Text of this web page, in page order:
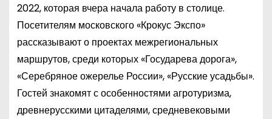
2022, которая вчера начала работу в столице.
Посетителям московского «Крокус Экспо»
рассказывают о проектах межрегиональных
маршрутов, среди которых «Государева дорога»,
«Серебряное ожерелье России», «Русские усадьбы».
Гостей знакомят с особенностями агротуризма,
древнерусскими цитаделями, средневековыми